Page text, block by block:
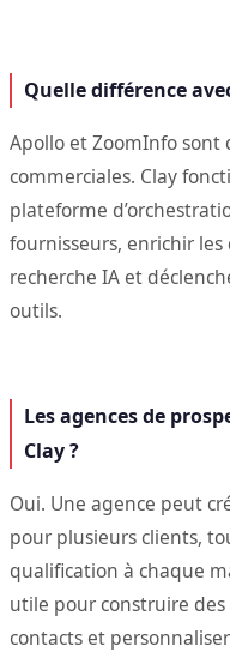
Quelle différence
Apollo et ZoomInfo sont
commerciales. Clay
plateforme
fournisseurs, enrichir
recherche IA et
outils.
Les agences de
Clay ?
Oui. Une agence peut
pour plusieurs clients,
qualification à chaque
utile pour construire
contacts et